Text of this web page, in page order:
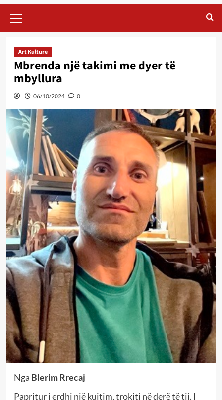
Menu
Art Kulture
Mbrenda një takimi me dyer të
mbyllura
06/10/2024 0
Nga Blerim Rrecaj
Papritur i erdhi një kujtim, trokiti në derë të tij. I